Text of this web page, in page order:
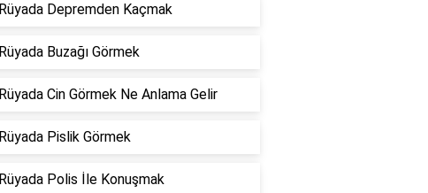
Rüyada Depremden Kaçmak
Rüyada Buzağı Görmek
Rüyada Cin Görmek Ne Anlama Gelir
Rüyada Pislik Görmek
Rüyada Polis İle Konuşmak